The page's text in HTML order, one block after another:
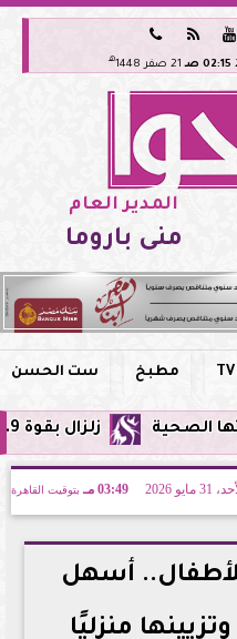



02:15 صـ 21 صفر 1448 هـ
المدير العام
منى باروما
مطبخ ست الحسن
زلزال بقوة 5.9 ريختر يشعر به سكان القاهرة وعدة محافظات.. مركزه شرق البحر المتوسط
31 مايو 2026 03:49 مـ بتوقيت القاهرة
أسهل
منزليًا